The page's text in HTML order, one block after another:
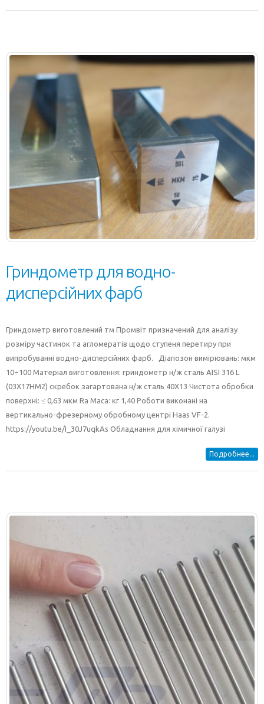
Гриндометр для водно-
дисперсійних фарб
Гриндометр виготовлений тм Промвіт призначений для аналізу
розміру частинок та агломератів щодо ступеня перетиру при
випробуванні водно-дисперсійних фарб. Діапозон вимірювань: мкм
10÷100 Матеріал виготовлення: гриндометр н/ж сталь AISI 316 L
(03X17НМ2) скребок загартована н/ж сталь 40Х13 Чистота обробки
поверхні: ≤ 0,63 мкм Ra Маса: кг 1,40 Роботи виконані на
вертикально-фрезерному обробному центрі Haas VF-2.
https://youtu.be/I_30J7uqkAs Обладнання для хімичної галузі
Подробнее...